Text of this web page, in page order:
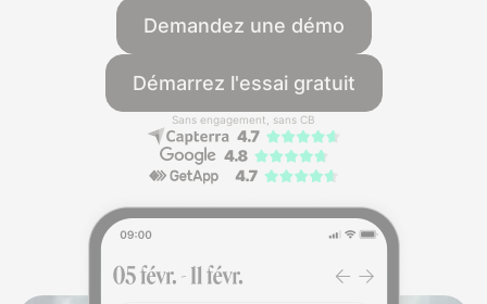
Demandez une démo
Démarrez l'essai gratuit
Sans engagement, sans CB